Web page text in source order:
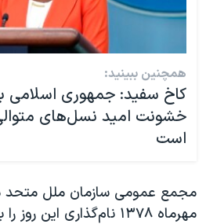
همچنین ببینید:
کاخ سفید: جمهوری اسلامی
خشونت امید نسل‌های متوالی
است
مجمع عمومی سازمان ملل متحد
مهرماه ۱۳۷۸ نام‌گذاری